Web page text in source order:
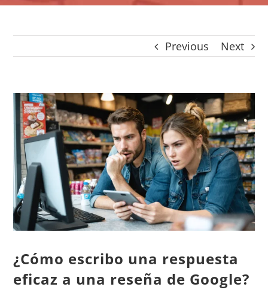
Panier
mon compte
FOR:
Español
Previous Next
View
Larger
Image
¿Cómo escribo una respuesta
eficaz a una reseña de Google?